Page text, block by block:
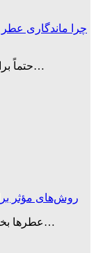
چرا ماندگاری
حتماً برات پیش آمده عطری که روی یک نفر فوق‌العاده…
روش‌های مؤثر
عطرها بخش جدایی‌ناپذیر از روتین زیبایی هر فرد هستند و…